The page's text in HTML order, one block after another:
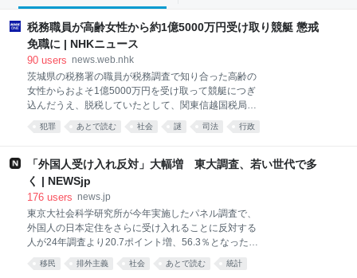
税務職員が高齢女性から約1億5000万円受け取り競艇 懲戒
免職に | NHKニュース
90 users news.web.nhk
茨城県の税務署の職員が税務調査で知り合った高齢の
女性からおよそ1億5000万円を受け取って競艇につぎ
込んだうえ、脱税していたとして、関東信越国税局は
懲戒免職の処分にしました。 懲戒免職になったのは…
犯罪 あとで読む 社会 謎 司法 行政
「外国人受け入れ反対」大幅増 東大調査、若い世代で多
く | NEWSjp
176 users news.jp
東京大社会科学研究所が今年実施したパネル調査で、
外国人の日本定住をさらに受け入れることに反対する
人が24年調査より20.7ポイント増、56.3％となったこ
とが7日、分かった。若い世代で増加幅が大きく、
「日本社会には希望がない」という認識を持つ人ほど
移民 排外主義 社会 あとで読む 統計